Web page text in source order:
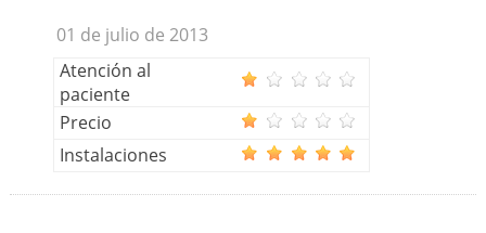
01 de julio de 2013
Atención al
paciente
Precio
Instalaciones